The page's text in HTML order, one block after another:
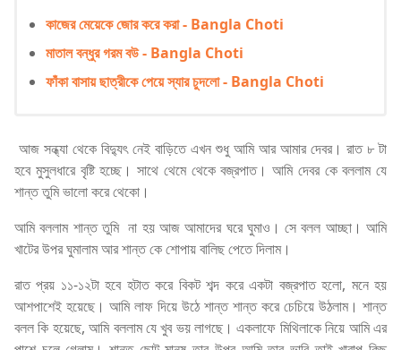
কাজের মেয়েকে জোর করে করা - Bangla Choti
মাতাল বন্ধুর গরম বউ - Bangla Choti
ফাঁকা বাসায় ছাত্রীকে পেয়ে স্যার চুদলো - Bangla Choti
আজ সন্ধ্যা থেকে বিদ্যুৎ নেই বাড়িতে এখন শুধু আমি আর আমার দেবর। রাত ৮ টা
হবে মুসুলধারে বৃষ্টি হচ্ছে। সাথে থেমে থেকে বজ্রপাত। আমি দেবর কে বললাম যে
শান্ত তুমি ভালো করে থেকো।
আমি বললাম শান্ত তুমি না হয় আজ আমাদের ঘরে ঘুমাও। সে বলল আচ্ছা। আমি
খাটের উপর ঘুমালাম আর শান্ত কে শোপায় বালিছ পেতে দিলাম।
রাত প্রয় ১১-১২টা হবে হটাত করে বিকট শব্দ করে একটা বজ্রপাত হলো, মনে হয়
আশপাশেই হয়েছে। আমি লাফ দিয়ে উঠে শান্ত শান্ত করে চেচিয়ে উঠলাম। শান্ত
বলল কি হয়েছে, আমি বললাম যে খুব ভয় লাগছে। একলাফে মিথিলাকে নিয়ে আমি এর